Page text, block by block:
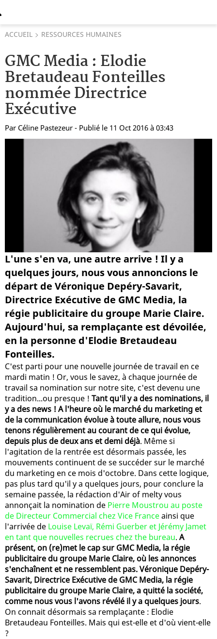
ACCUEIL RESSOURCES HUMAINES
GMC Media : Elodie
Bretaudeau Fonteilles
nommée Directrice
Exécutive
Par Céline Pastezeur - Publié le 11 Oct 2016 à 03:43
L'une s'en va, une autre arrive ! Il y a
quelques jours, nous vous annoncions le
départ de Véronique Depéry-Savarit,
Directrice Exécutive de GMC Media, la
régie publicitaire du groupe Marie Claire.
Aujourd'hui, sa remplaçante est dévoilée,
en la personne d'Elodie Bretaudeau
Fonteilles.
C'est parti pour une nouvelle journée de travail en ce
mardi matin ! Or, vous le savez, à chaque journée de
travail sa nomination sur notre site, c'est devenu une
tradition...ou presque ! Tant qu'il y a des nominations, il
y a des news ! A l'heure où le marché du marketing et
de la communication évolue à toute allure, nous vous
tenons régulièrement au courant de ce qui évolue,
depuis plus de deux ans et demi déjà. Même si
l'agitation de la rentrée est désormais passée, les
mouvements continuent de se succéder sur le marché
du marketing en ce mois d'octobre. Dans cette logique,
pas plus tard qu'il y a quelques jours, pour conclure la
semaine passée, la rédaction d'Air of melty vous
annonçait la nomination de Pierre Moustrou au poste
de Directeur Commercial chez Vice Franceainsi que
l'arrivée de Louise Levaï, Rémi Guerber et Jérémy Jamet
en tant que nouvelles recrues chez the bureau. A
présent, on (re)met le cap sur GMC Media, la régie
publicitaire du groupe Marie Claire, où les annonces
s'enchaînent et ne ressemblent pas. Véronique Depéry-
Savarit, Directrice Exécutive de GMC Media, la régie
publicitaire du groupe Marie Claire, a quitté la société,
comme nous vous l'avons révélé il y a quelques jours.
On connait désormais sa remplaçante : Elodie
Bretaudeau Fonteilles. Mais qui est-elle et d'où vient-elle
?